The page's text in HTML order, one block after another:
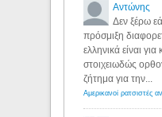
Αντώνης
Δεν ξέρω
πρόσμιξη
ελληνικά είναι
στοιχειωδώς
ζήτημα για την...